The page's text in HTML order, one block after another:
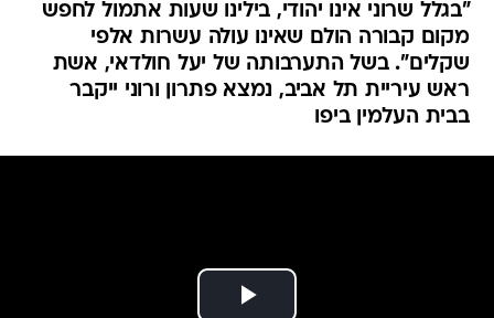
"בגלל שרוני אינו יהודי, בילינו שעות אתמול לחפש
מקום קבורה הולם שאינו עולה עשרות אלפי
שקלים". בשל התערבותה של יעל חולדאי, אשת
ראש עיריית תל אביב, נמצא פתרון ורוני ייקבר
בבית העלמין ביפו